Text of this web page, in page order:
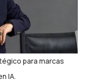
para marcas
IA.